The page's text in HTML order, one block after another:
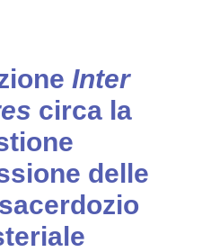
Inter
circa la
delle